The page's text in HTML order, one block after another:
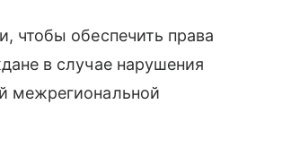
чтобы обеспечить права
в случае нарушения
межрегиональной